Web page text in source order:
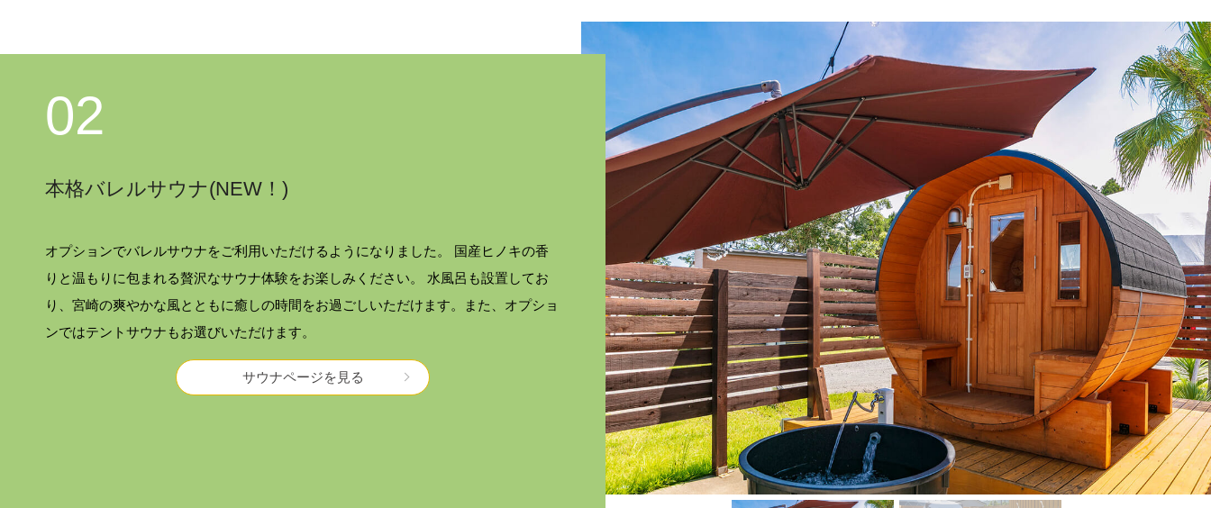
02
本格バレルサウナ(NEW！)
オプションでバレルサウナをご利用いただけるようになりました。 国産ヒノキの香
りと温もりに包まれる贅沢なサウナ体験をお楽しみください。 水風呂も設置してお
り、宮崎の爽やかな風とともに癒しの時間をお過ごしいただけます。また、オプショ
ンではテントサウナもお選びいただけます。
サウナページを見る